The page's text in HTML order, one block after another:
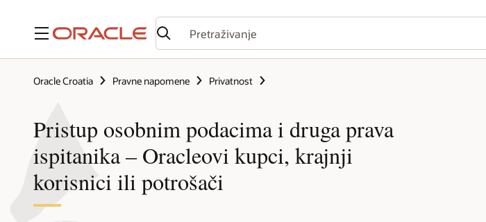
Izbornik
Oracle Croatia Pravne napomene Privatnost
Pristup osobnim podacima i druga prava
ispitanika – Oracleovi kupci, krajnji
korisnici ili potrošači